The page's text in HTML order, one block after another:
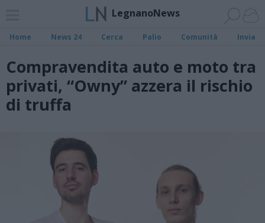
LegnanoNews
Home News 24 Cerca Palio Comunità Invia
Compravendita auto e moto tra
privati, “Owny” azzera il rischio
di truffa